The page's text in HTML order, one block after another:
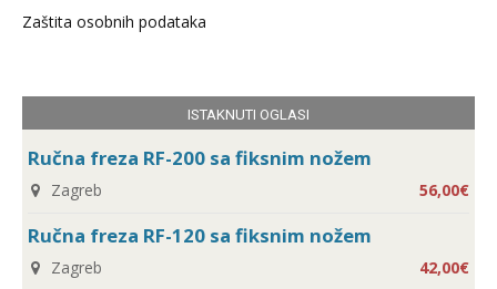
Zaštita osobnih podataka
ISTAKNUTI OGLASI
Ručna freza RF-200 sa fiksnim nožem
Zagreb 56,00€
Ručna freza RF-120 sa fiksnim nožem
Zagreb 42,00€